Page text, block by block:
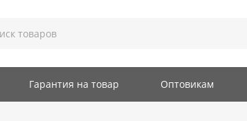
Гарантия на товар Оптовикам